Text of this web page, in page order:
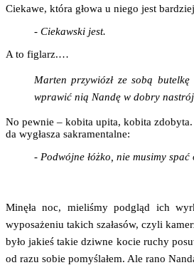
Cie­ka­we, któ­ra gło­wa u nie­go jest
- Cie­kaw­ski jest.
A to figlarz.…
Mar­ten przy­wiózł ze sobą
wpra­wić nią Nan­dę w dobry
No pew­nie – kobi­ta upi­ta, kobi­ta
da wygła­sza sakramentalne:
- Podwój­ne łóż­ko, nie musi­my spać
Minę­ła noc, mie­li­śmy pod­gląd ich
wypo­sa­że­niu takich sza­ła­sów, czy­li
było jakieś takie dziw­ne kocie ruchy
od razu sobie pomy­śla­łem. Ale rano